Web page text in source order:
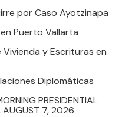
por Caso Ayotzinapa
Puerto Vallarta
y Escrituras en
Diplomáticas
PRESIDENTIAL
AUGUST 7, 2026